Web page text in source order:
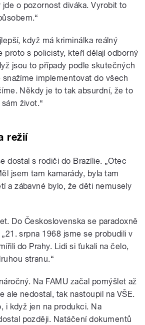
jde o pozornost diváka. Vyrobit to
když má kriminálka reálný
proto s policisty, kteří dělají odborný
jsou to případy podle skutečných
implementovat do všech
Někdy je to tak absurdní, že to
život.“
režií
dostal s rodiči do Brazílie. „Otec
jsem tam kamarády, byla tam
a zábavné bylo, že děti nemusely
Do Československa se paradoxně
srpna 1968 jsme se probudili v
do Prahy. Lidi si ťukali na čelo,
stranu.“
Na FAMU začal pomýšlet až
ale nedostal, tak nastoupil na VŠE.
i když jen na produkci. Na
později. Natáčení dokumentů